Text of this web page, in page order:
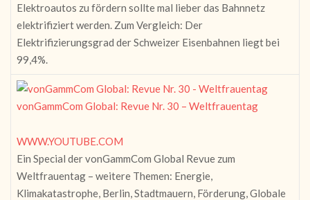
Elektroautos zu fördern sollte mal lieber das Bahnnetz
elektrifiziert werden. Zum Vergleich: Der
Elektrifizierungsgrad der Schweizer Eisenbahnen liegt bei
99,4%.
vonGammCom Global: Revue Nr. 30 – Weltfrauentag
WWW.YOUTUBE.COM
Ein Special der vonGammCom Global Revue zum
Weltfrauentag – weitere Themen: Energie,
Klimakatastrophe, Berlin, Stadtmauern, Förderung, Globale